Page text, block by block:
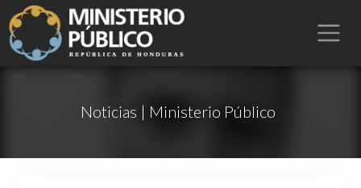
Noticias | Ministerio Público